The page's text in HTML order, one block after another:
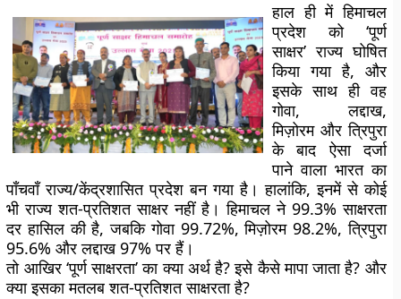
हाल ही में हिमाचल
प्रदेश को ‘पूर्ण
साक्षर’ राज्य घोषित
किया गया है, और
इसके साथ ही वह
गोवा, लद्दाख,
मिज़ोरम और त्रिपुरा
के बाद ऐसा दर्जा
पाने वाला भारत का
पाँचवाँ राज्य/केंद्रशासित प्रदेश बन गया है। हालांकि, इनमें से कोई
भी राज्य शत-प्रतिशत साक्षर नहीं है। हिमाचल ने 99.3% साक्षरता
दर हासिल की है, जबकि गोवा 99.72%, मिज़ोरम 98.2%, त्रिपुरा
95.6% और लद्दाख 97% पर हैं।
तो आखिर ‘पूर्ण साक्षरता’ का क्या अर्थ है? इसे कैसे मापा जाता है? और
क्या इसका मतलब शत-प्रतिशत साक्षरता है?